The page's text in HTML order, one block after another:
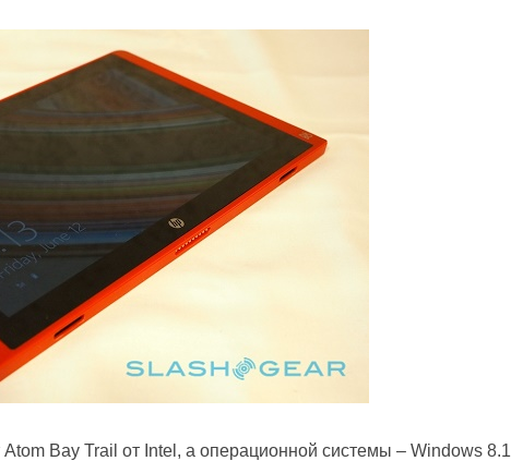
Bay Trail от Intel, а операционной системы – Windows 8.1